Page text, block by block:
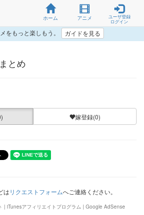
ホーム アニメ
ユーザ登録
ログイン
をもっと楽しもう。 ガイドを見る
とめ
嫁登録(0)
はリクエストフォームへご連絡ください。
| iTunesアフィリエイトプログラム | Google AdSense